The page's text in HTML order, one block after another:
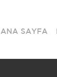
ANA SAYFA